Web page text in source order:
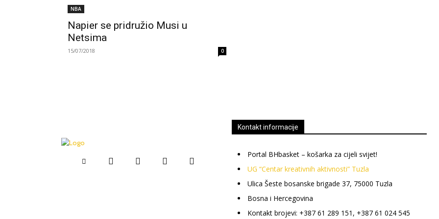
NBA
Napier se pridružio Musi u
Netsima
15/07/2018 0
Kontakt informacije
Portal BHbasket – košarka za cijeli svijet!
UG “Centar kreativnih aktivnosti” Tuzla
Ulica Šeste bosanske brigade 37, 75000 Tuzla
Bosna i Hercegovina
Kontakt brojevi: +387 61 289 151, +387 61 024 545